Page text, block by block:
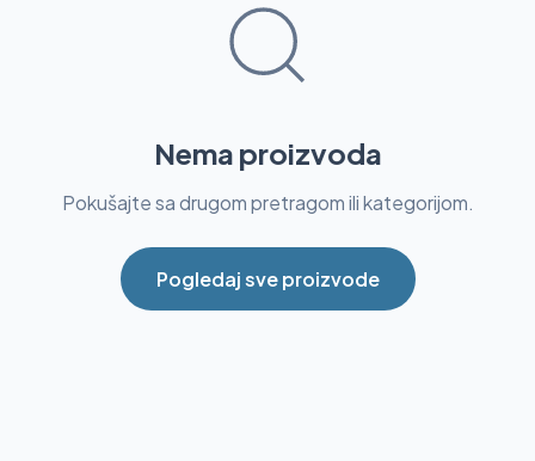
Nema proizvoda
Pokušajte sa drugom pretragom ili kategorijom.
Pogledaj sve proizvode